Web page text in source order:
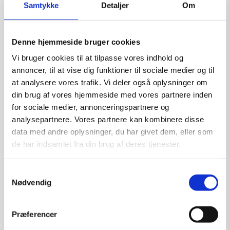
Samtykke Detaljer Om
Denne hjemmeside bruger cookies
Vi bruger cookies til at tilpasse vores indhold og
annoncer, til at vise dig funktioner til sociale medier og til
at analysere vores trafik. Vi deler også oplysninger om
din brug af vores hjemmeside med vores partnere inden
for sociale medier, annonceringspartnere og
analysepartnere. Vores partnere kan kombinere disse
data med andre oplysninger, du har givet dem, eller som
de har indsamlet fra din brug af deres tjenester.
Nødvendig
Præferencer
Fleischfresser III Lærred
Størrelse: 50×40
kr.4.500,00
Tilføj til kurv